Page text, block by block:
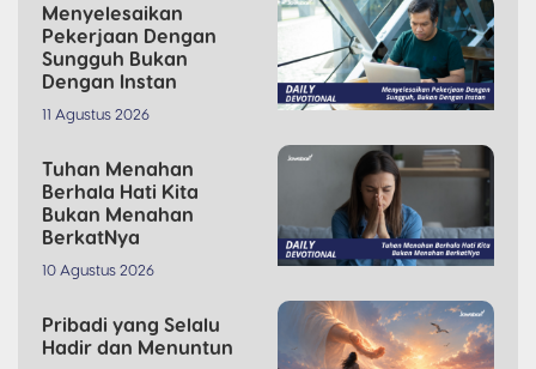
Menyelesaikan
Pekerjaan Dengan
Sungguh Bukan
Dengan Instan
11 Agustus 2026
Tuhan Menahan
Berhala Hati Kita
Bukan Menahan
BerkatNya
10 Agustus 2026
Pribadi yang Selalu
Hadir dan Menuntun